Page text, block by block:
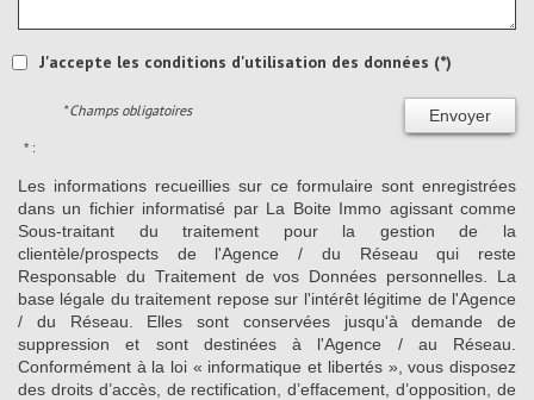
J'accepte les conditions d'utilisation des données (*)
Envoyer
* Champs obligatoires
* :
Les informations recueillies sur ce formulaire sont enregistrées
dans un fichier informatisé par La Boite Immo agissant comme
Sous-traitant du traitement pour la gestion de la
clientèle/prospects de l'Agence / du Réseau qui reste
Responsable du Traitement de vos Données personnelles. La
base légale du traitement repose sur l'intérêt légitime de l'Agence
/ du Réseau. Elles sont conservées jusqu'à demande de
suppression et sont destinées à l'Agence / au Réseau.
Conformément à la loi « informatique et libertés », vous disposez
des droits d’accès, de rectification, d’effacement, d’opposition, de